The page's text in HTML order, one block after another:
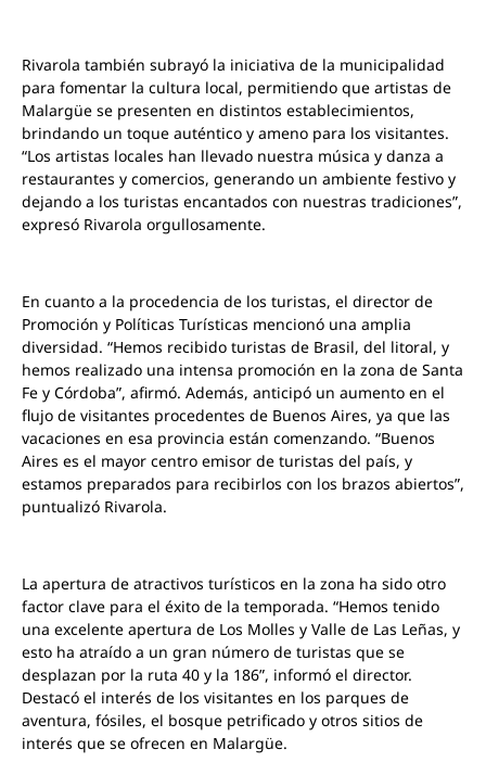
Rivarola también subrayó la iniciativa de la municipalidad
para fomentar la cultura local, permitiendo que artistas de
Malargüe se presenten en distintos establecimientos,
brindando un toque auténtico y ameno para los visitantes.
“Los artistas locales han llevado nuestra música y danza a
restaurantes y comercios, generando un ambiente festivo y
dejando a los turistas encantados con nuestras tradiciones”,
expresó Rivarola orgullosamente.
En cuanto a la procedencia de los turistas, el director de
Promoción y Políticas Turísticas mencionó una amplia
diversidad. “Hemos recibido turistas de Brasil, del litoral, y
hemos realizado una intensa promoción en la zona de Santa
Fe y Córdoba”, afirmó. Además, anticipó un aumento en el
flujo de visitantes procedentes de Buenos Aires, ya que las
vacaciones en esa provincia están comenzando. “Buenos
Aires es el mayor centro emisor de turistas del país, y
estamos preparados para recibirlos con los brazos abiertos”,
puntualizó Rivarola.
La apertura de atractivos turísticos en la zona ha sido otro
factor clave para el éxito de la temporada. “Hemos tenido
una excelente apertura de Los Molles y Valle de Las Leñas, y
esto ha atraído a un gran número de turistas que se
desplazan por la ruta 40 y la 186”, informó el director.
Destacó el interés de los visitantes en los parques de
aventura, fósiles, el bosque petrificado y otros sitios de
interés que se ofrecen en Malargüe.